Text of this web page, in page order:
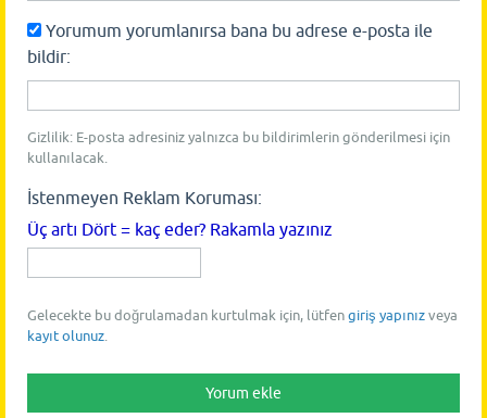
Yorumum yorumlanırsa bana bu adrese e-posta ile
bildir:
Gizlilik: E-posta adresiniz yalnızca bu bildirimlerin gönderilmesi için
kullanılacak.
İstenmeyen Reklam Koruması:
Üç artı Dört = kaç eder? Rakamla yazınız
Gelecekte bu doğrulamadan kurtulmak için, lütfen giriş yapınız veya
kayıt olunuz.